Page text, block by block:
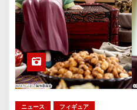
ニュース フィギュア